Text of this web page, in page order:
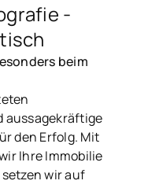
-
beim
aussagekräftige
den Erfolg. Mit
Ihre Immobilie
wir auf